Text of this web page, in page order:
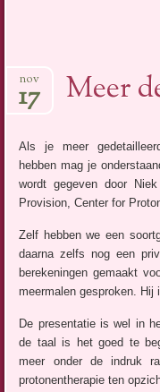
Meer
nov
17
Als je meer
hebben mag je
wordt gegeven door
Provision, Center for
Zelf hebben we een
daarna zelfs nog een
berekeningen gemaakt
meermalen gesproken. Hij
De presentatie is wel in
de taal is het goed te
meer onder de indruk
protonentherapie ten